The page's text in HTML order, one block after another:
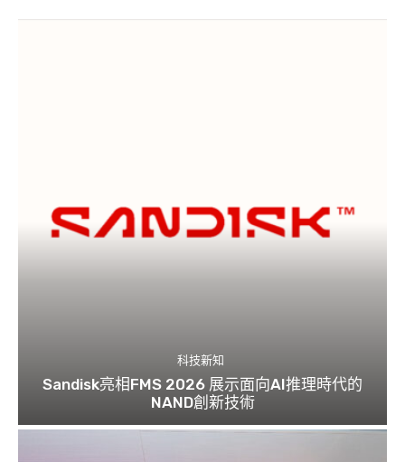
科技新知
Sandisk亮相FMS 2026 展示面向AI推理時代的
NAND創新技術